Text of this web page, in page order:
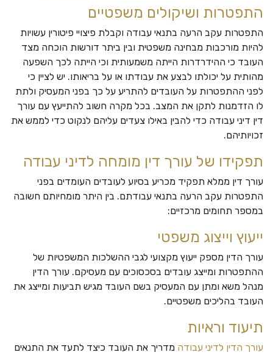
התפטרות ושיקולים משפטיים
התפטרות עקב הרעה בתנאי עבודה וקבלת פיצויי פיטורין עשויות
להיות מורכבות מבחינה משפטית ובין ביתר דורשות הוכחה מצד
העובד כי ההידרדרות הייתה משמעותית וכי הייתה לכך השפעה
מהותית על יכולתו לבצע את עבודתו או על בריאותו. יש לציין כי
לפני ההתפטרות על העובדים להתריע על כך בפני המעסיק ולתת
לו הזדמנות לתקן את המצב. בכל מקרה חשוב להתייעץ עם עורך
דין דיני עבודה כדי להבין באילו צעדים עליהם לנקוט כדי לממש את
זכויותיהם.
תפקידו של עורך דין מומחה לדיני עבודה
עורך דין ממלא תפקיד מכריע בסיוע לעובדים העומדים בפני
התפטרות עקב הרעה בתנאי עבודתם. בין היתר מומחיותם חשובה
במספר תחומים מרכזיים:
ייעוץ וייצוג משפטי
עורך הדין מספק ייעוץ מקצועי לגבי ההשלכות המשפטיות של
ההתפטרות ומייצג עובדים בסכסוכים עם מעסיקם. עורך הדין
מנהל משא ומתן עם המעסיק בשם העובד מגיש תביעות ומייצג את
העובד בהליכים משפטיים.
תיעוד וראיות
עורך הדין לדיני עבודה מדריך את העובד כיצד לתעד את התנאים